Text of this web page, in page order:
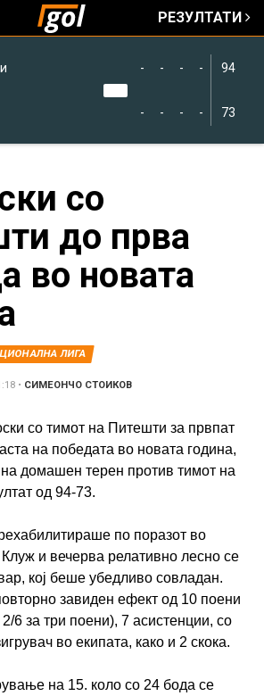
РЕЗУЛТАТИ
94
73
-
-
-
-
-
-
-
-
со
до прва
во новата
ЛИГА
• СИМЕОНЧО СТОИКОВ
со тимот на Питешти за првпат
на победата во новата година,
на домашен терен против тимот на
од 94-73.
по поразот во
и вечерва релативно лесно се
кој беше убедливо совладан.
завиден ефект од 10 поени
6 за три поени), 7 асистенции, со
во екипата, како и 2 скока.
на 15. коло со 24 бода се